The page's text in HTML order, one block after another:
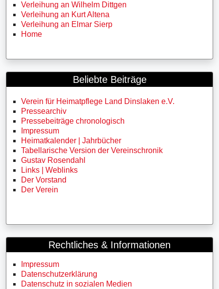
Verleihung an Wilhelm Dittgen
Verleihung an Kurt Altena
Verleihung an Elmar Sierp
Home
Beliebte Beiträge
Verein für Heimatpflege Land Dinslaken e.V.
Pressearchiv
Pressebeiträge chronologisch
Impressum
Heimatkalender | Jahrbücher
Tabellarische Version der Vereinschronik
Gustav Rosendahl
Links | Weblinks
Der Vorstand
Der Verein
Rechtliches & Informationen
Impressum
Datenschutzerklärung
Datenschutz in sozialen Medien